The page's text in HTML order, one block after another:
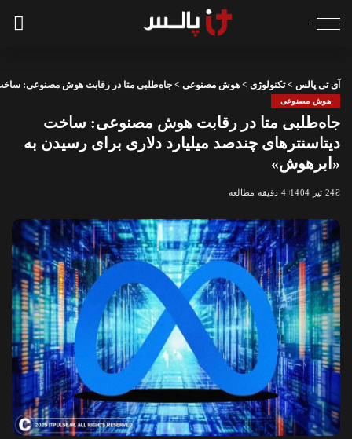
آی تی پالس >تکنولوژی > هوش مصنوعی > جاه‌طلبی متا در رقابت هوش مصنوعی: ساخت
هوش مصنوعی
جاه‌طلبی متا در رقابت هوش مصنوعی: ساخت
دیتاسنترهای چندصد میلیارد دلاری برای رسیدن به
«ابرهوش»
24 تیر 1404 4 دقیقه مطالعه